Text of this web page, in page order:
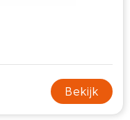
Bekijk